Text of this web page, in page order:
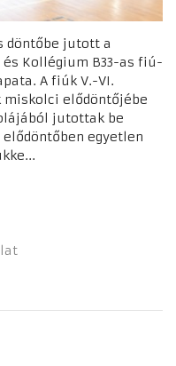
döntőbe jutott a
Kollégium B33-as fiú-
A fiúk V.-VI.
miskolci elődöntőjébe
jutottak be
egyetlen